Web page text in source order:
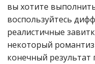
вы хотите
воспользуйтесь
реалистичные
некоторый
конечный результат